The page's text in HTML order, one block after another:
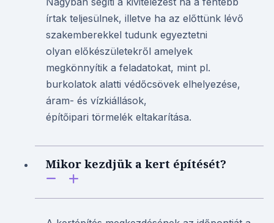
írtak teljesülnek, illetve ha az előttünk lévő
szakemberekkel tudunk egyeztetni
olyan előkészületekről amelyek
megkönnyítik a feladatokat, mint pl.
burkolatok alatti védőcsövek elhelyezése,
áram- és vízkiállások,
építőipari törmelék eltakarítása.
Mikor kezdjük a kert építését?